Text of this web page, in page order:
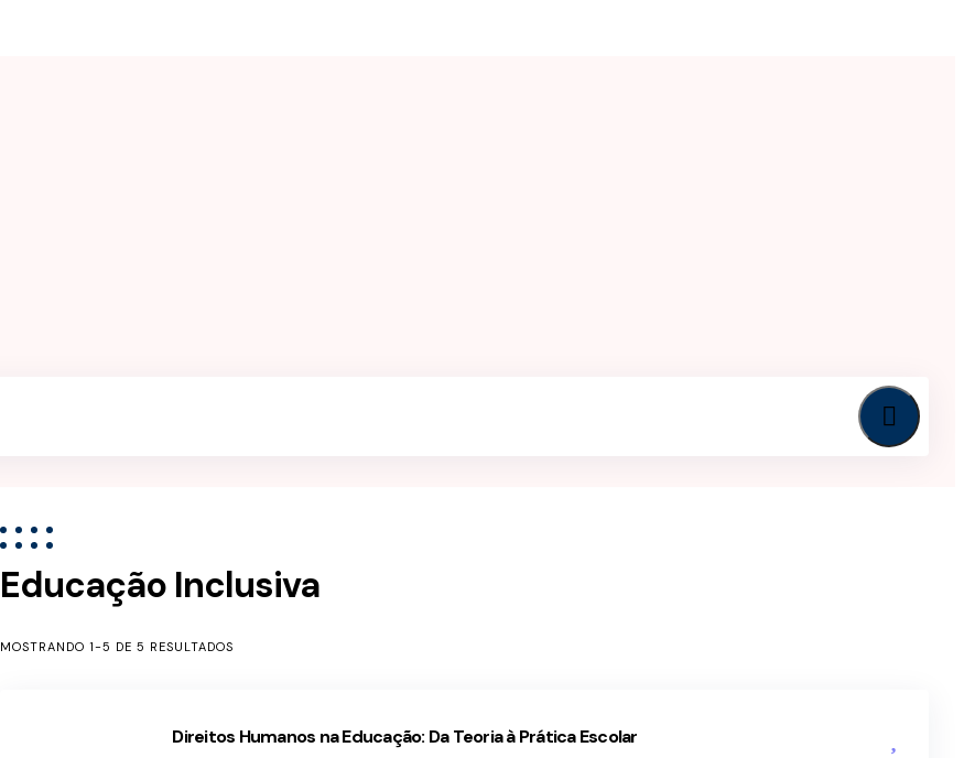
Educação Inclusiva
MOSTRANDO 1-5 DE 5 RESULTADOS
Direitos Humanos na Educação: Da Teoria à Prática Escolar